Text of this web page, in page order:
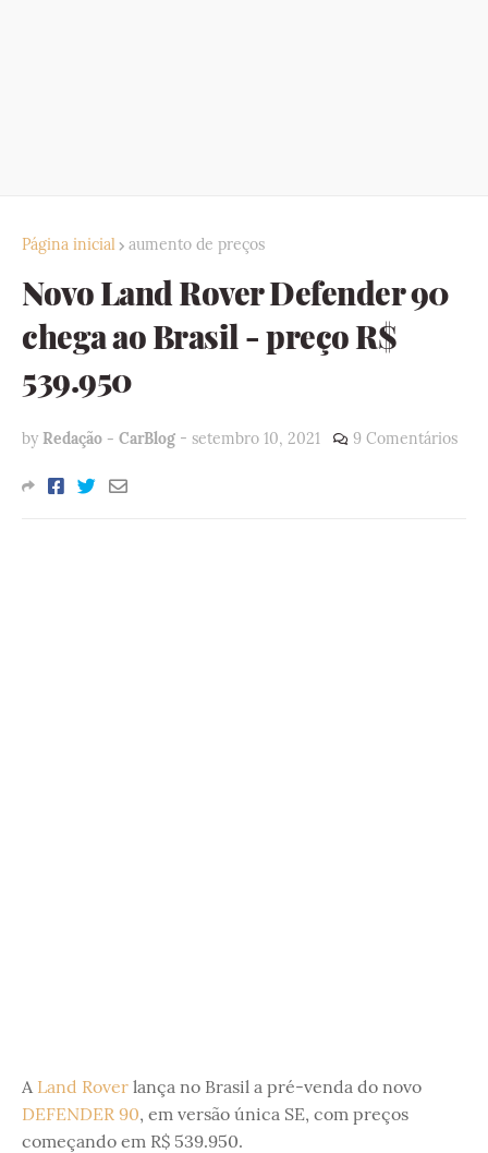
Página inicial aumento de preços
Novo Land Rover Defender 90
chega ao Brasil - preço R$
539.950
by Redação - CarBlog - setembro 10, 2021 9 Comentários
A Land Rover lança no Brasil a pré-venda do novo
DEFENDER 90, em versão única SE, com preços
começando em R$ 539.950.